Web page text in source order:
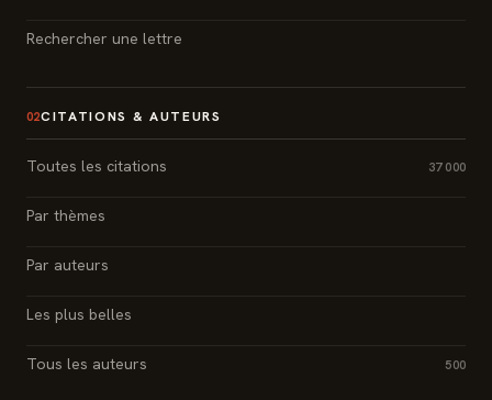
Rechercher une lettre
02CITATIONS & AUTEURS
Toutes les citations 37 000
Par thèmes
Par auteurs
Les plus belles
Tous les auteurs 500